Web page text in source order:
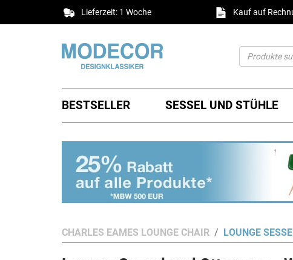
Lieferzeit: 1 Woche Kauf auf
BESTSELLER SESSEL UND STÜHLE
CHARLES EAMES LOUNGE CHAIR LOUNGE